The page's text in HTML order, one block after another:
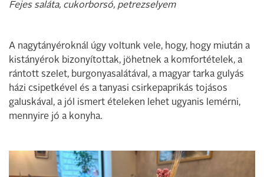
Fejes saláta, cukorborsó, petrezselyem
A nagytányéroknál úgy voltunk vele, hogy, hogy miután a
kistányérok bizonyítottak, jöhetnek a komfortételek, a
rántott szelet, burgonyasalátával, a magyar tarka gulyás
házi csipetkével és a tanyasi csirkepaprikás tojásos
galuskával, a jól ismert ételeken lehet ugyanis lemérni,
mennyire jó a konyha.